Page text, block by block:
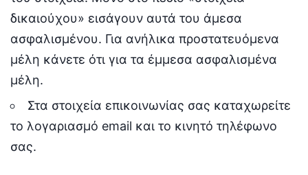
δικαιούχου» εισάγουν αυτά του άμεσα
ασφαλισμένου. Για ανήλικα προστατευόμενα
μέλη κάνετε ότι για τα έμμεσα ασφαλισμένα
μέλη.
Στα στοιχεία επικοινωνίας σας καταχωρείτε
το λογαριασμό email και το κινητό τηλέφωνο
σας.